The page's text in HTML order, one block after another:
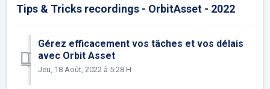
Tips & Tricks recordings - OrbitAsset - 2022
Gérez efficacement vos tâches et vos délais
avec Orbit Asset
Jeu, 18 Août, 2022 à 5:28 H